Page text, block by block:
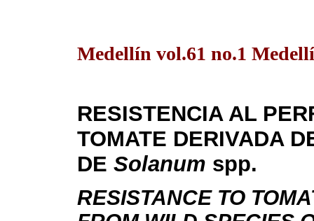
Medellín vol.61 no.1
RESISTENCIA AL
TOMATE DERIVADA
DE Solanum spp.
RESISTANCE TO